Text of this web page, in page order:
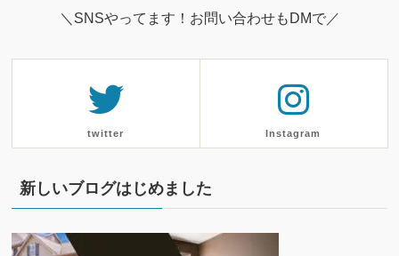
＼SNSやってます！お問い合わせもDMで／
twitter Instagram
新しいブログはじめました